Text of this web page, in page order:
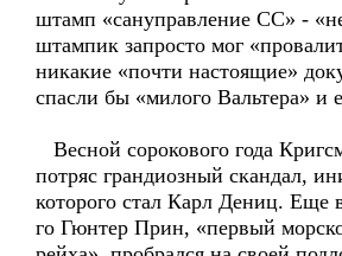
штамп «сануправление СС» -
штампик запросто мог
никакие «почти настоящие»
спасли бы «милого Вальтера» и
Весной сорокового года
потряс грандиозный скандал,
которого стал Карл Дениц. Еще
го Гюнтер Прин, «первый